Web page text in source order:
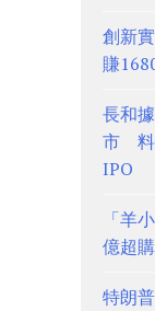
創新
賺
長和
市 料
IPO
「羊
億超
特朗